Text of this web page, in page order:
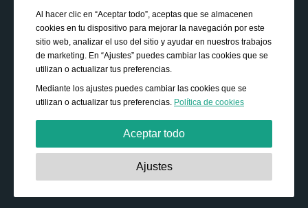
Al hacer clic en “Aceptar todo”, aceptas que se almacenen
cookies en tu dispositivo para mejorar la navegación por este
sitio web, analizar el uso del sitio y ayudar en nuestros trabajos
de marketing. En “Ajustes” puedes cambiar las cookies que se
utilizan o actualizar tus preferencias.
Mediante los ajustes puedes cambiar las cookies que se
utilizan o actualizar tus preferencias. Política de cookies
Aceptar todo
Estrictamente necesarias:
para habilitar funciones básicas como la navegación, la
Ajustes